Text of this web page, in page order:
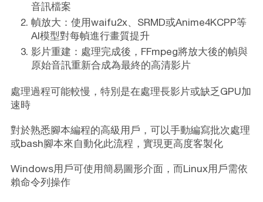
音訊檔案
幀放大：使用waifu2x、SRMD或Anime4KCPP等
AI模型對每幀進行畫質提升
影片重建：處理完成後，FFmpeg將放大後的幀與
原始音訊重新合成為最終的高清影片
處理過程可能較慢，特別是在處理長影片或缺乏GPU加
速時
對於熟悉腳本編程的高級用戶，可以手動編寫批次處理
或bash腳本來自動化此流程，實現更高度客製化
Windows用戶可使用簡易圖形介面，而Linux用戶需依
賴命令列操作